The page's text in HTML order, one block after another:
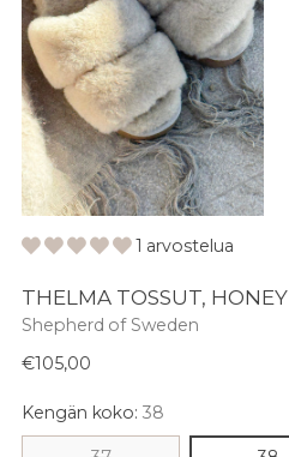
1 arvostelua
THELMA TOSSUT, HONEY
Shepherd of Sweden
Normaali
€105,00
Kengän koko:38